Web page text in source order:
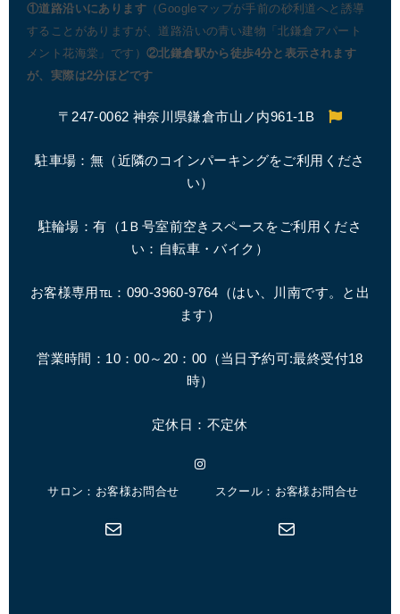
①道路沿いにあります （Googleマップが手前の砂利道へと誘導
することがありますが、道路沿いの青い建物「北鎌倉アパート
メント花海棠」です） ②北鎌倉駅から徒歩4分と表示されます
が、実際は2分ほどです
〒247-0062 神奈川県鎌倉市山ノ内961-1B
駐車場：無（近隣のコインパーキングをご利用くださ
い）
駐輪場：有（1Ｂ号室前空きスペースをご利用くださ
い：自転車・バイク）
お客様専用℡：090-3960-9764（はい、川南です。と出
ます）
営業時間：10：00～20：00（当日予約可:最終受付18
時）
定休日：不定休
Instagram
サロン：お客様お問合せ
メール
スクール：お客様お問合せ
メール